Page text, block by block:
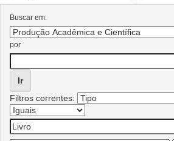
Buscar em:
por
Filtros correntes: